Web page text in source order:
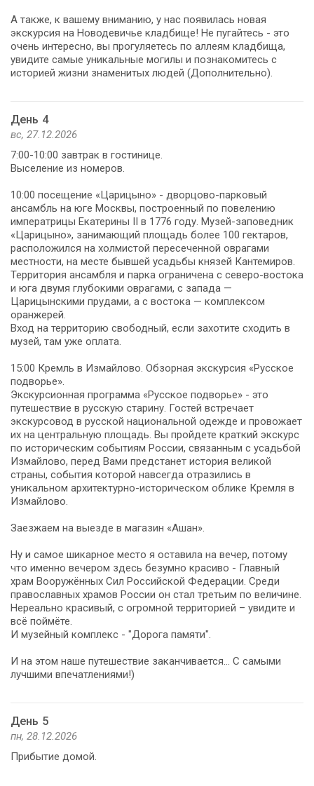
А также, к вашему вниманию, у нас появилась новая
экскурсия на Новодевичье кладбище! Не пугайтесь - это
очень интересно, вы прогуляетесь по аллеям кладбища,
увидите самые уникальные могилы и познакомитесь с
историей жизни знаменитых людей (Дополнительно).
День 4
вс, 27.12.2026
7:00-10:00 завтрак в гостинице.
Выселение из номеров.
10:00 посещение «Царицыно» - дворцово-парковый
ансамбль на юге Москвы, построенный по повелению
императрицы Екатерины II в 1776 году. Музей-заповедник
«Царицыно», занимающий площадь более 100 гектаров,
расположился на холмистой пересеченной оврагами
местности, на месте бывшей усадьбы князей Кантемиров.
Территория ансамбля и парка ограничена с северо-востока
и юга двумя глубокими оврагами, с запада —
Царицынскими прудами, а с востока — комплексом
оранжерей.
Вход на территорию свободный, если захотите сходить в
музей, там уже оплата.
15:00 Кремль в Измайлово. Обзорная экскурсия «Русское
подворье».
Экскурсионная программа «Русское подворье» - это
путешествие в русскую старину. Гостей встречает
экскурсовод в русской национальной одежде и провожает
их на центральную площадь. Вы пройдете краткий экскурс
по историческим событиям России, связанным с усадьбой
Измайлово, перед Вами предстанет история великой
страны, события которой навсегда отразились в
уникальном архитектурно-историческом облике Кремля в
Измайлово.
Заезжаем на выезде в магазин «Ашан».
Ну и самое шикарное место я оставила на вечер, потому
что именно вечером здесь безумно красиво - Главный
храм Вооружённых Сил Российской Федерации. Среди
православных храмов России он стал третьим по величине.
Нереально красивый, с огромной территорией – увидите и
всё поймёте.
И музейный комплекс - "Дорога памяти".
И на этом наше путешествие заканчивается... С самыми
лучшими впечатлениями!)
День 5
пн, 28.12.2026
Прибытие домой.